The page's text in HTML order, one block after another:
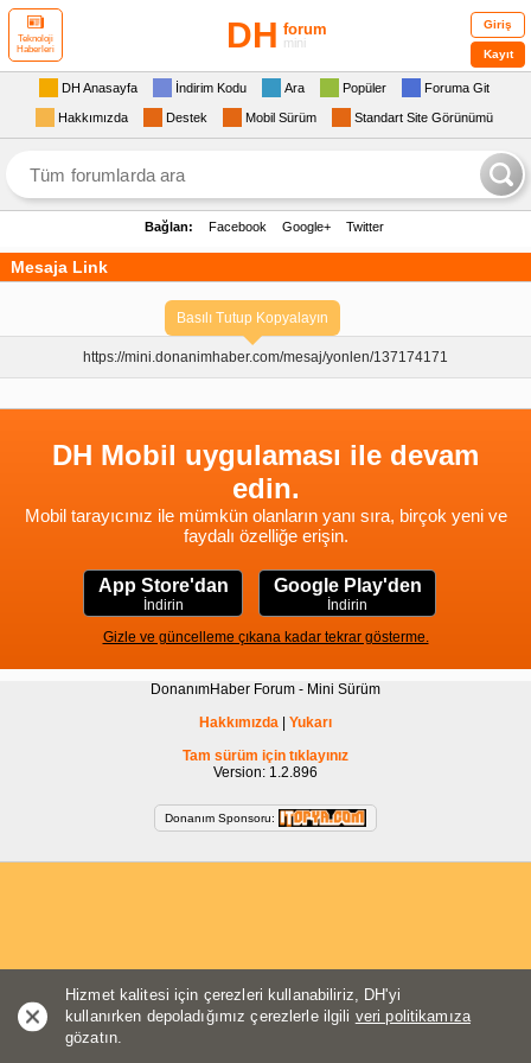
Teknoloji
Haberleri
DH forum
mini
Giriş
Kayıt
DH Anasayfa İndirim Kodu Ara Popüler Foruma Git
Hakkımızda Destek Mobil Sürüm Standart Site Görünümü
Bağlan: Facebook Google+ Twitter
Mesaja Link
Basılı Tutup Kopyalayın
https://mini.donanimhaber.com/mesaj/yonlen/137174171
DH Mobil uygulaması ile devam
edin.
Mobil tarayıcınız ile mümkün olanların yanı sıra, birçok yeni ve
faydalı özelliğe erişin.
App Store'dan
İndirin
Google Play'den
İndirin
Gizle ve güncelleme çıkana kadar tekrar gösterme.
DonanımHaber Forum - Mini Sürüm
Hakkımızda
Yukarı
Tam sürüm için tıklayınız
Version: 1.2.896
Donanım Sponsoru:
Hizmet kalitesi için çerezleri kullanabiliriz, DH'yi
kullanırken depoladığımız çerezlerle ilgili veri politikamıza
gözatın.